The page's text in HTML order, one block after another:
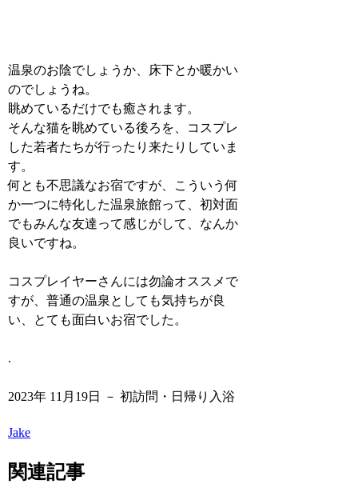
温泉のお陰でしょうか、床下とか暖かい
のでしょうね。
眺めているだけでも癒されます。
そんな猫を眺めている後ろを、コスプレ
した若者たちが行ったり来たりしていま
す。
何とも不思議なお宿ですが、こういう何
か一つに特化した温泉旅館って、初対面
でもみんな友達って感じがして、なんか
良いですね。
コスプレイヤーさんには勿論オススメで
すが、普通の温泉としても気持ちが良
い、とても面白いお宿でした。
.
2023年 11月19日 － 初訪問・日帰り入浴
Jake
関連記事